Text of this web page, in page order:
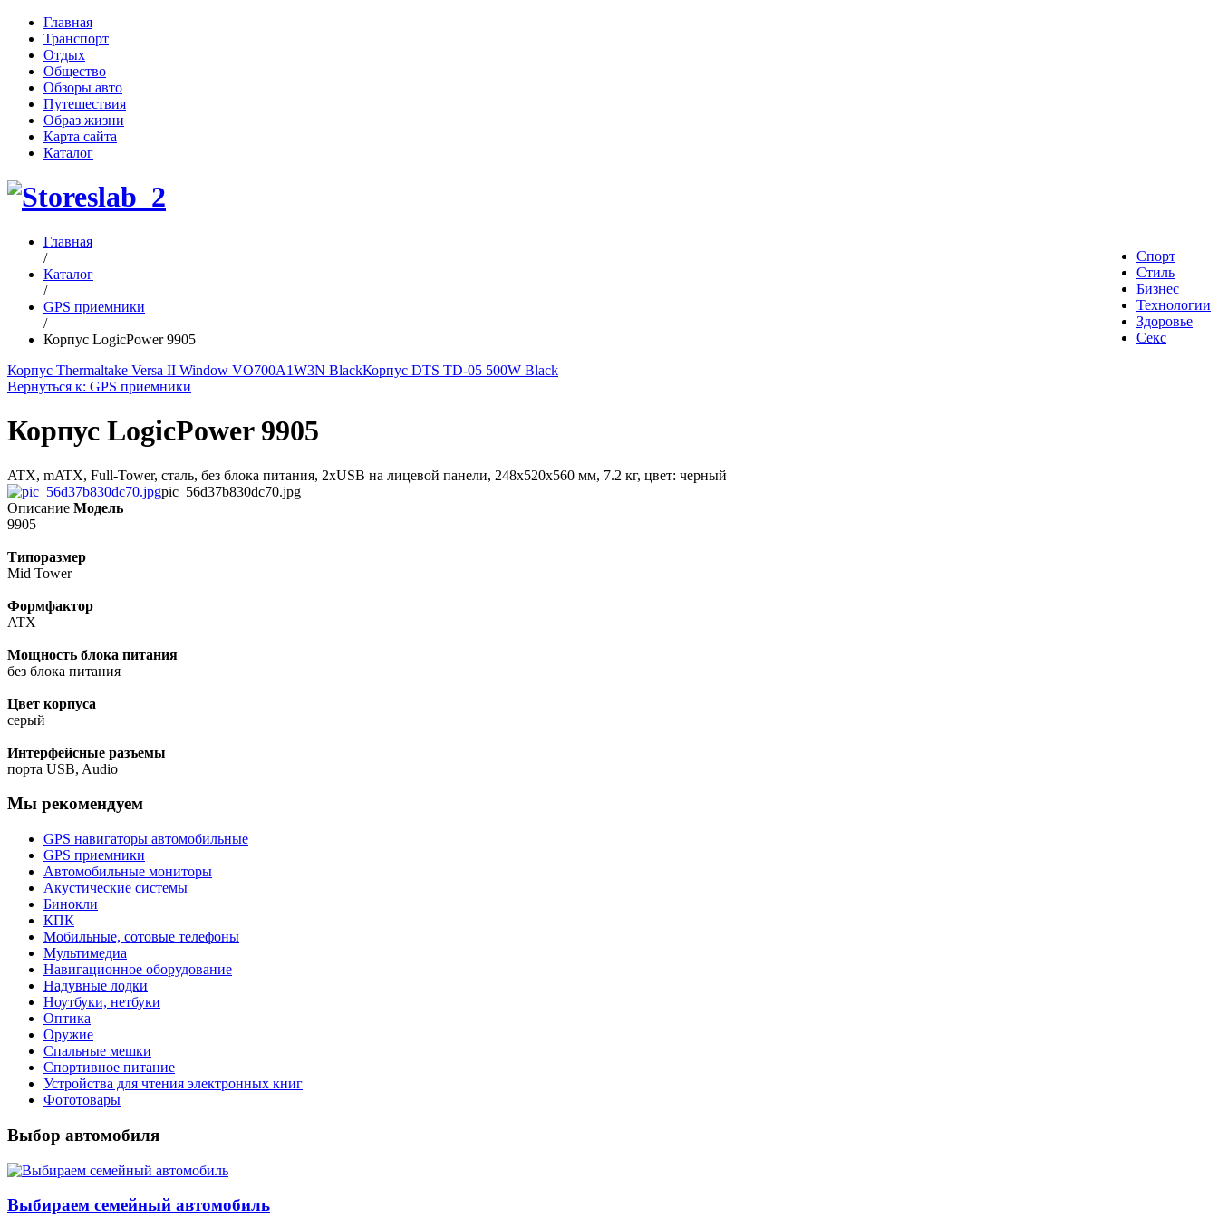
Главная
Транспорт
Отдых
Общество
Обзоры авто
Путешествия
Образ жизни
Карта сайта
Каталог
Спорт
Стиль
Бизнес
Технологии
Здоровье
Секс
Главная
/
Каталог
/
GPS приемники
/
Корпус LogicPower 9905
Корпус Thermaltake Versa II Window VO700A1W3N BlackКорпус DTS TD-05 500W Black
Вернуться к: GPS приемники
Корпус LogicPower 9905
ATX, mATX, Full-Tower, сталь, без блока питания, 2xUSB на лицевой панели, 248x520x560 мм, 7.2 кг, цвет: черный
pic_56d37b830dc70.jpg
Описание Модель
9905
Типоразмер
Mid Tower
Формфактор
ATX
Мощность блока питания
без блока питания
Цвет корпуса
серый
Интерфейсные разъемы
порта USB, Audio
Мы рекомендуем
GPS навигаторы автомобильные
GPS приемники
Автомобильные мониторы
Акустические системы
Бинокли
КПК
Мобильные, сотовые телефоны
Мультимедиа
Навигационное оборудование
Надувные лодки
Ноутбуки, нетбуки
Оптика
Оружие
Спальные мешки
Спортивное питание
Устройства для чтения электронных книг
Фототовары
Выбор автомобиля
Выбираем семейный автомобиль